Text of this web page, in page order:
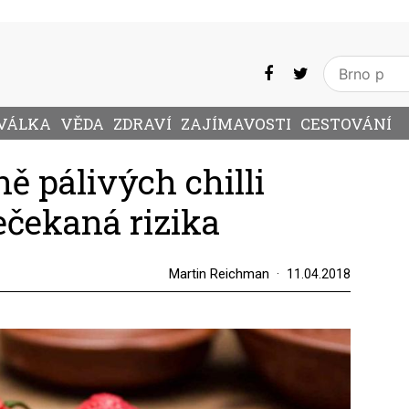
VĚDA ZDRAVÍ ZAJÍMAVOSTI CESTOVÁNÍ
pálivých chilli
rizika
Martin Reichman 11.04.2018